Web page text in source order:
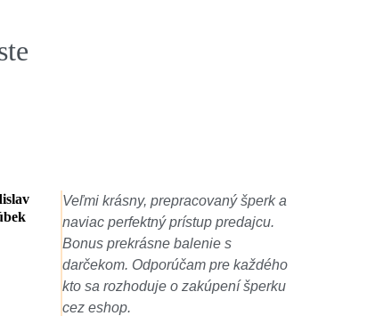
K Vianociam som dostala prekrásny
darček, zlatý prívesok strom života,
ktorý manžel objednal z e-shopu
Aurium. Nádherne zabalený aj s
voňavým darčekom naviac a
poďakovaním priamo od majiteľov
Ludmila
Gregorová